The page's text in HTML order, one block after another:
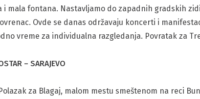
i mala fontana. Nastavljamo do zapadnih gradskih
Ovde se danas održavaju koncerti i
vreme za individualna razgledanja. Povratak za
– SARAJEVO
za Blagaj, malom mestu smeštenom na reci